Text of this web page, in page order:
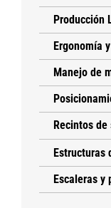
Producción
Ergonomía
Manejo de
Recintos
Estructuras
Escaleras y